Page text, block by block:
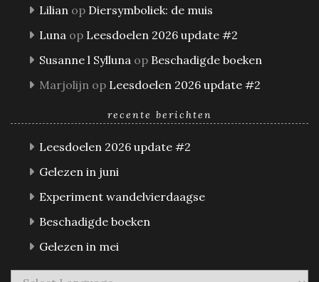
Lilian op Diersymboliek: de muis
Luna op Leesdoelen 2026 update #2
Susanne l Sylluna op Beschadigde boeken
Marjolijn op Leesdoelen 2026 update #2
recente berichten
Leesdoelen 2026 update #2
Gelezen in juni
Experiment wandelvierdaagse
Beschadigde boeken
Gelezen in mei